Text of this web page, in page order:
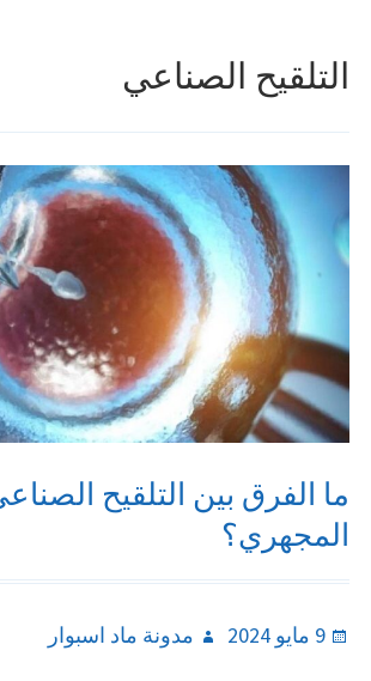
التلقيح الصناعي
ما الفرق بين التلقيح
المجهري؟
Posted
9 مايو 2024 Author
مدونة ماد اسبوار